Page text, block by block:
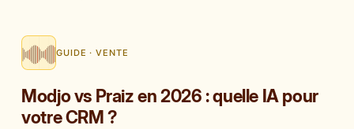
GUIDE · VENTE
Modjo vs Praiz en 2026 : quelle IA pour
votre CRM ?